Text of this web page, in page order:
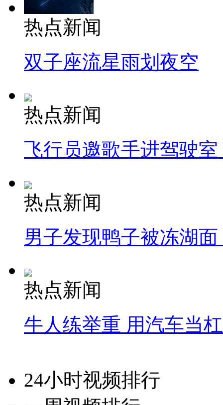
热点新闻
双子座流星雨划夜空
热点新闻
飞行员邀歌手进驾驶
热点新闻
男子发现鸭子被冻湖
热点新闻
牛人练举重 用汽车当
24小时视频排行